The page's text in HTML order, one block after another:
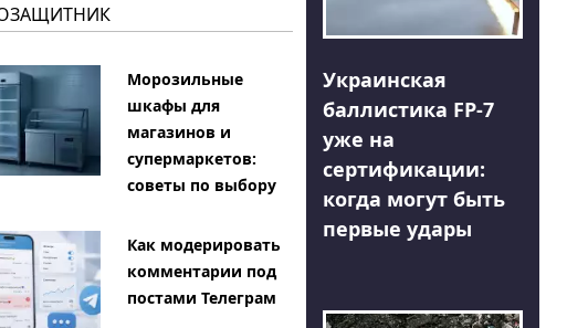
Морозильные
шкафы для
магазинов и
супермаркетов:
советы по выбору
Как модерировать
комментарии под
постами Телеграм
Украинская
баллистика FP-7
уже на
сертификации:
когда могут быть
первые удары